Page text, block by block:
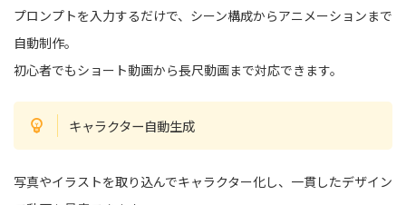
プロンプトを入力するだけで、シーン構成からアニメーションまで
自動制作。
初心者でもショート動画から長尺動画まで対応できます。
キャラクター自動生成
写真やイラストを取り込んでキャラクター化し、一貫したデザイン